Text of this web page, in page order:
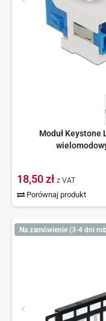
Moduł Keystone
18,50 zł z VAT
Porównaj produkt
Na zamówienie (3-4 dni